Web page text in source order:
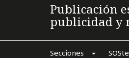
Publicación
publicidad y
Secciones